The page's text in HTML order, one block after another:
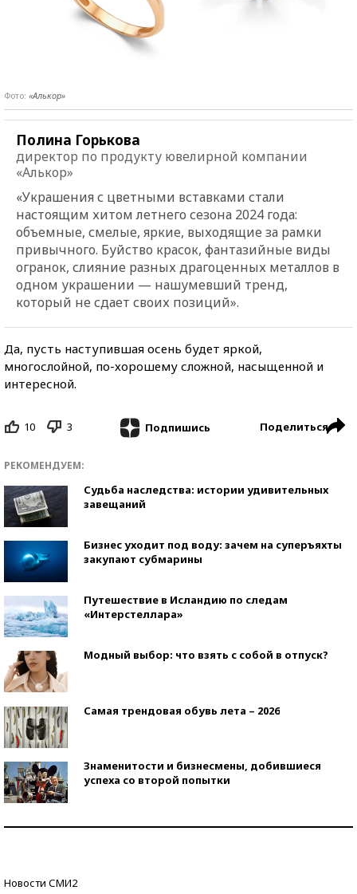
Фото: «Алькор»
Полина Горькова
директор по продукту ювелирной компании
«Алькор»
«Украшения с цветными вставками стали
настоящим хитом летнего сезона 2024 года:
объемные, смелые, яркие, выходящие за рамки
привычного. Буйство красок, фантазийные виды
огранок, слияние разных драгоценных металлов в
одном украшении — нашумевший тренд,
который не сдает своих позиций».
Да, пусть наступившая осень будет яркой,
многослойной, по-хорошему сложной, насыщенной и
интересной.
10 3 Подпишись Поделиться
РЕКОМЕНДУЕМ:
Судьба наследства: истории удивительных
завещаний
Бизнес уходит под воду: зачем на суперъяхты
закупают субмарины
Путешествие в Исландию по следам
«Интерстеллара»
Модный выбор: что взять с собой в отпуск?
Самая трендовая обувь лета – 2026
Знаменитости и бизнесмены, добившиеся
успеха со второй попытки
Новости СМИ2